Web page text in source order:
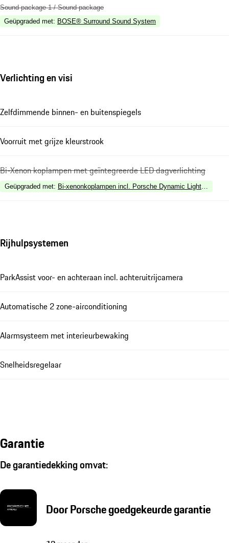
Sound package 1 / Sound package
Geüpgraded met: BOSE® Surround Sound System
Verlichting en visi
Zelfdimmende binnen- en buitenspiegels
Voorruit met grijze kleurstrook
Bi-Xenon koplampen met geïntegreerde LED dagverlichting
Geüpgraded met: Bi-xenonkoplampen incl. Porsche Dynamic Light System
Rijhulpsystemen
ParkAssist voor- en achteraan incl. achteruitrijcamera
Automatische 2 zone-airconditioning
Alarmsysteem met interieurbewaking
Snelheidsregelaar
Garantie
De garantiedekking omvat:
Door Porsche goedgekeurde garantie